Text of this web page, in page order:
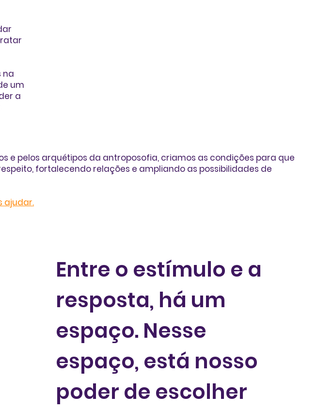
na
um
a
e pelos arquétipos da antroposofia, criamos as condições para que
fortalecendo relações e ampliando as possibilidades de
ajudar.
Entre o estímulo e a
resposta, há um
espaço. Nesse
espaço, está nosso
poder de escolher